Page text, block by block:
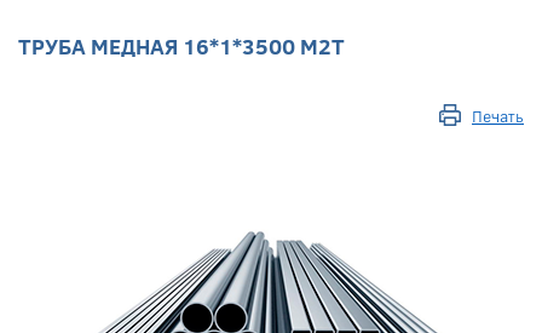
ТРУБА МЕДНАЯ 16*1*3500 М2Т
Печать